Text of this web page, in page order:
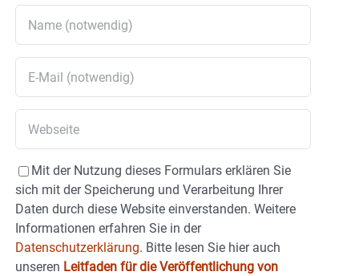
Mit der Nutzung dieses Formulars erklären Sie
sich mit der Speicherung und Verarbeitung Ihrer
Daten durch diese Website einverstanden. Weitere
Informationen erfahren Sie in der
Datenschutzerklärung. Bitte lesen Sie hier auch
unseren Leitfaden für die Veröffentlichung von